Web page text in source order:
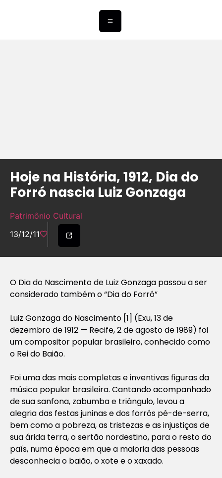
Hoje na História, 1912, Dia do
Forró nascia Luiz Gonzaga
Patrimônio Cultural
13/12/11
O Dia do Nascimento de Luiz Gonzaga passou a ser
considerado também o “Dia do Forró”
Luiz Gonzaga do Nascimento [1] (Exu, 13 de
dezembro de 1912 — Recife, 2 de agosto de 1989) foi
um compositor popular brasileiro, conhecido como
o Rei do Baião.
Foi uma das mais completas e inventivas figuras da
música popular brasileira. Cantando acompanhado
de sua sanfona, zabumba e triângulo, levou a
alegria das festas juninas e dos forrós pé-de-serra,
bem como a pobreza, as tristezas e as injustiças de
sua árida terra, o sertão nordestino, para o resto do
país, numa época em que a maioria das pessoas
desconhecia o baião, o xote e o xaxado.